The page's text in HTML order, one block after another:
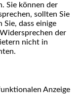
Sie können der
sollten Sie
dass einige
der
nicht in
Anzeige